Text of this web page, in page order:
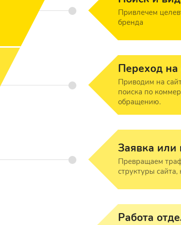
Привлечем
бренда
Переход на
Приводим на
поиска по
обращению.
Заявка или
Превращаем
структуры
Работа